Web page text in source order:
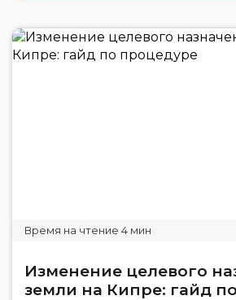
Изменение целевого
земли на Кипре: гайд